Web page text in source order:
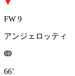
FW 9
アンジェロッティ
66’